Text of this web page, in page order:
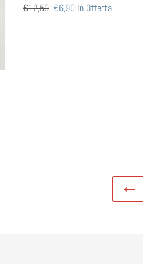
Prezzo
€12,50 Prezzo
€6,90 In Offerta